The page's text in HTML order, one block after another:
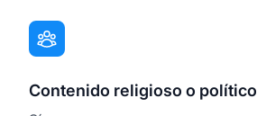
Contenido religioso o político